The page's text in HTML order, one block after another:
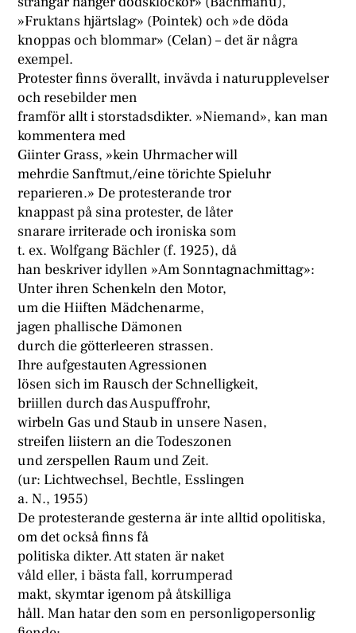
»Fruktans hjärtslag» (Pointek) och »de döda
knoppas och blommar» (Celan) – det är några
exempel.
Protester finns överallt, invävda i naturupplevelser
och resebilder men
framför allt i storstadsdikter. »Niemand», kan man
kommentera med
Giinter Grass, »kein Uhrmacher will
mehrdie Sanftmut,/eine törichte Spieluhr
reparieren.» De protesterande tror
knappast på sina protester, de låter
snarare irriterade och ironiska som
t. ex. Wolfgang Bächler (f. 1925), då
han beskriver idyllen »Am Sonntagnachmittag»:
Unter ihren Schenkeln den Motor,
um die Hiiften Mädchenarme,
jagen phallische Dämonen
durch die götterleeren strassen.
Ihre aufgestauten Agressionen
lösen sich im Rausch der Schnelligkeit,
briillen durch das Auspuffrohr,
wirbeln Gas und Staub in unsere Nasen,
streifen liistern an die Todeszonen
und zerspellen Raum und Zeit.
(ur: Lichtwechsel, Bechtle, Esslingen
a. N., 1955)
De protesterande gesterna är inte alltid opolitiska,
om det också finns få
politiska dikter. Att staten är naket
våld eller, i bästa fall, korrumperad
makt, skymtar igenom på åtskilliga
håll. Man hatar den som en personligopersonlig